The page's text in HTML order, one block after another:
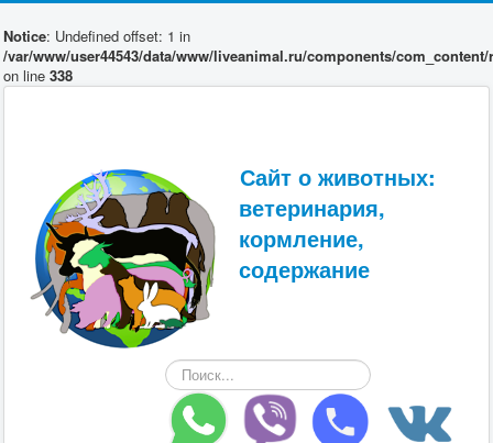
Notice: Undefined offset: 1 in
/var/www/user44543/data/www/liveanimal.ru/components/
on line 338
Сайт о животных:
ветеринария,
кормление,
содержание
Искать...